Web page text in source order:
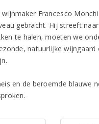
Francesco
gebracht. Hij streeft
te halen, moeten we
natuurlijke
en de beroemde blauwe